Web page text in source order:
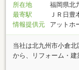
所在地
福岡県北
最寄駅
ＪＲ日豊
情報提供元
アットホ
当社は北九州市小倉
から、リフォーム・
客様のご希望に沿う